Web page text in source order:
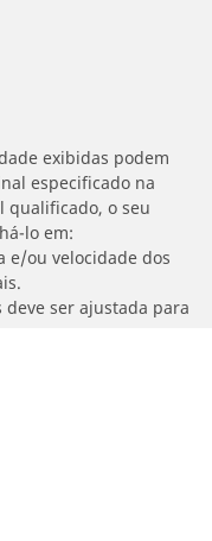
exibidas podem
especificado na
qualificado, o seu
lo em:
e/ou velocidade dos
ser ajustada para